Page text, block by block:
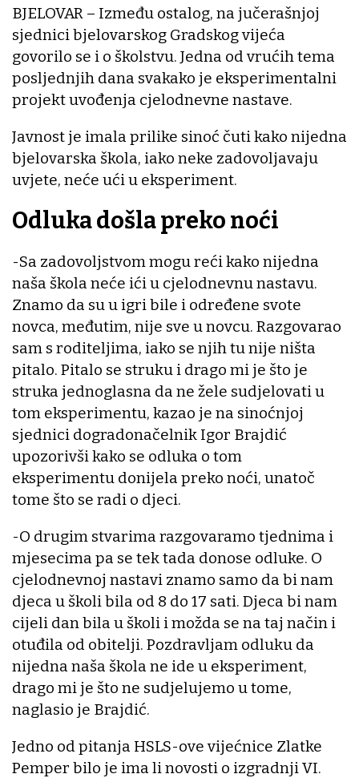
BJELOVAR – Između ostalog, na jučerašnjoj
sjednici bjelovarskog Gradskog vijeća
govorilo se i o školstvu. Jedna od vrućih tema
posljednjih dana svakako je eksperimentalni
projekt uvođenja cjelodnevne nastave.
Javnost je imala prilike sinoć čuti kako nijedna
bjelovarska škola, iako neke zadovoljavaju
uvjete, neće ući u eksperiment.
Odluka došla preko noći
-Sa zadovoljstvom mogu reći kako nijedna
naša škola neće ići u cjelodnevnu nastavu.
Znamo da su u igri bile i određene svote
novca, međutim, nije sve u novcu. Razgovarao
sam s roditeljima, iako se njih tu nije ništa
pitalo. Pitalo se struku i drago mi je što je
struka jednoglasna da ne žele sudjelovati u
tom eksperimentu, kazao je na sinoćnjoj
sjednici dogradonačelnik Igor Brajdić
upozorivši kako se odluka o tom
eksperimentu donijela preko noći, unatoč
tome što se radi o djeci.
-O drugim stvarima razgovaramo tjednima i
mjesecima pa se tek tada donose odluke. O
cjelodnevnoj nastavi znamo samo da bi nam
djeca u školi bila od 8 do 17 sati. Djeca bi nam
cijeli dan bila u školi i možda se na taj način i
otuđila od obitelji. Pozdravljam odluku da
nijedna naša škola ne ide u eksperiment,
drago mi je što ne sudjelujemo u tome,
naglasio je Brajdić.
Jedno od pitanja HSLS-ove vijećnice Zlatke
Pemper bilo je ima li novosti o izgradnji VI.